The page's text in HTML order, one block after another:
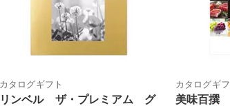
カタログギフト
リンベル ザ・プレミアム グ
カタログギフ
美味百撰